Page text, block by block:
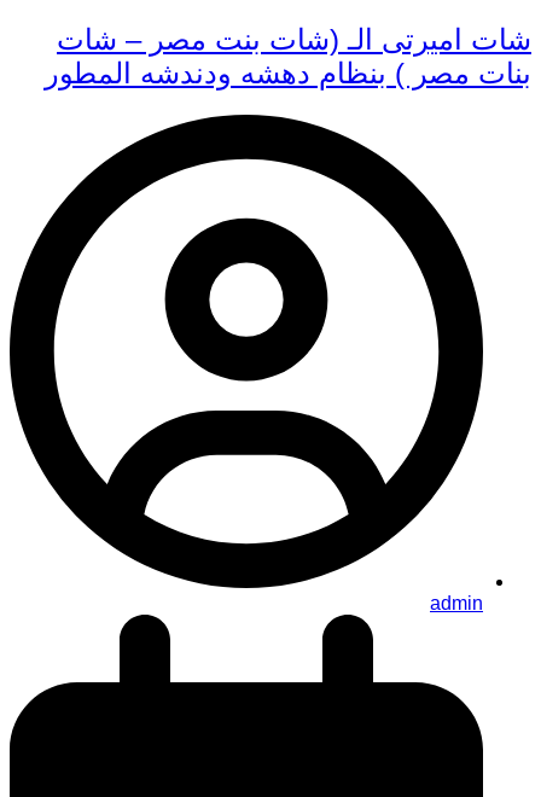
شات اميرتى الـ (شات بنت مصر – شات
بنات مصر ) بنظام دهشه ودندشه المطور
admin